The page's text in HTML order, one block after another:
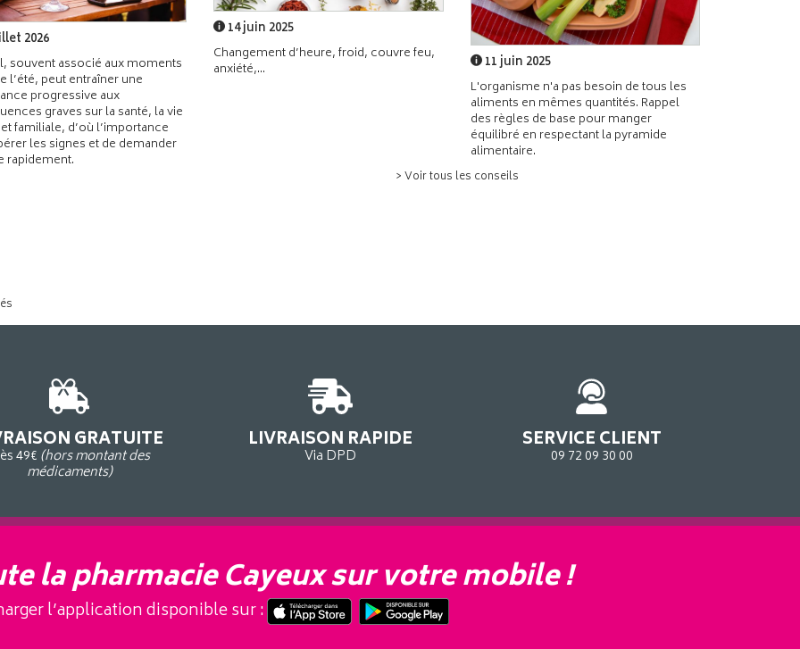
2026
souvent associé aux moments
l’été, peut entraîner une
progressive aux
graves sur la santé, la vie
familiale, d’où l’importance
les signes et de demander
rapidement.
14 juin 2025
Changement d’heure, froid, couvre feu,
anxiété,...
11 juin 2025
L'organisme n'a pas besoin de tous les
aliments en mêmes quantités. Rappel
des règles de base pour manger
équilibré en respectant la pyramide
alimentaire.
> Voir tous les conseils
GRATUITE
49€(hors montant des
médicaments)
LIVRAISON RAPIDE
Via DPD
SERVICE CLIENT
09 72 09 30 00
la pharmacie Cayeux sur votre mobile !
l’application disponible sur :